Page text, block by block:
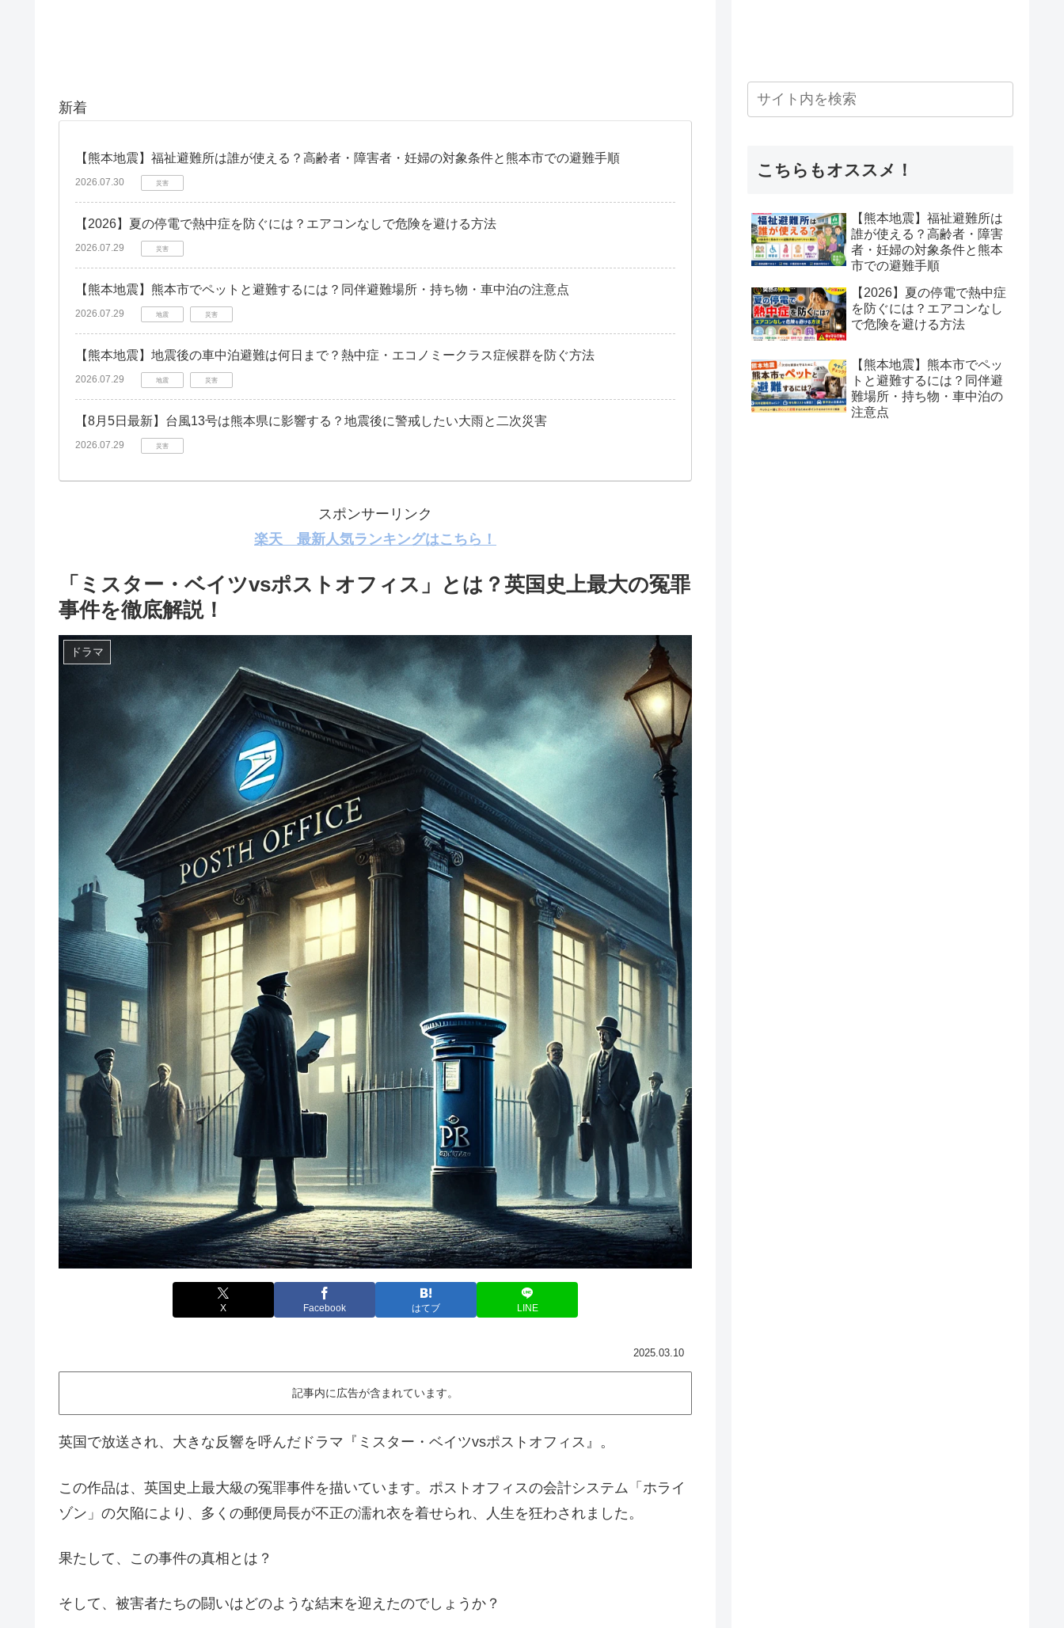
新着
【熊本地震】福祉避難所は誰が使える？高齢者・障害者・妊婦の対象条件と熊本市での避難手順
2026.07.30 災害
【2026】夏の停電で熱中症を防ぐには？エアコンなしで危険を避ける方法
2026.07.29 災害
【熊本地震】熊本市でペットと避難するには？同伴避難場所・持ち物・車中泊の注意点
2026.07.29 地震 災害
【熊本地震】地震後の車中泊避難は何日まで？熱中症・エコノミークラス症候群を防ぐ方法
2026.07.29 地震 災害
【8月5日最新】台風13号は熊本県に影響する？地震後に警戒したい大雨と二次災害
2026.07.29 災害
スポンサーリンク
楽天 最新人気ランキングはこちら！
「ミスター・ベイツvsポストオフィス」とは？英国史上最大の冤罪
事件を徹底解説！
ドラマ
X Facebook はてブ LINE
2025.03.10
記事内に広告が含まれています。
英国で放送され、大きな反響を呼んだドラマ『ミスター・ベイツvsポストオフィス』。
この作品は、英国史上最大級の冤罪事件を描いています。ポストオフィスの会計システム「ホライ
ゾン」の欠陥により、多くの郵便局長が不正の濡れ衣を着せられ、人生を狂わされました。
果たして、この事件の真相とは？
そして、被害者たちの闘いはどのような結末を迎えたのでしょうか？
こちらもオススメ！
【熊本地震】福祉避難所は
誰が使える？高齢者・障害
者・妊婦の対象条件と熊本
市での避難手順
【2026】夏の停電で熱中症
を防ぐには？エアコンなし
で危険を避ける方法
【熊本地震】熊本市でペッ
トと避難するには？同伴避
難場所・持ち物・車中泊の
注意点